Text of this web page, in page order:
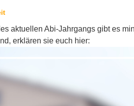
aktuellen Abi-Jahrgangs gibt es
erklären sie euch hier: